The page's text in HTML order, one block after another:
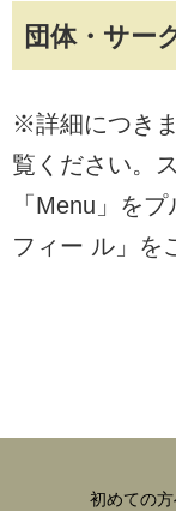
団体・サー
※詳細につき
覧ください。
「Menu」を
フィー ル」を
初めての